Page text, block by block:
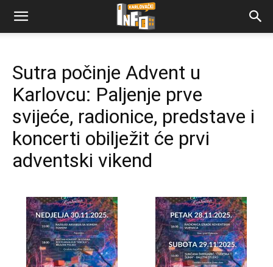
Sutra počinje Advent u
Karlovcu: Paljenje prve
svijeće, radionice, predstave i
koncerti obilježit će prvi
adventski vikend